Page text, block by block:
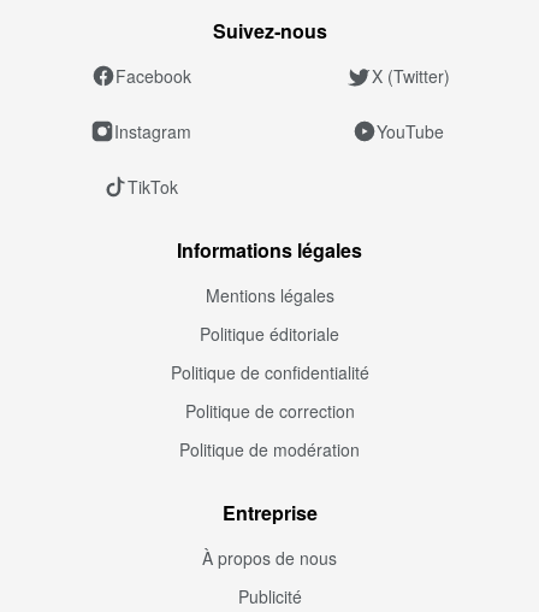
Suivez‑nous
Facebook X (Twitter)
Instagram YouTube
TikTok
Informations légales
Mentions légales
Politique éditoriale
Politique de confidentialité
Politique de correction
Politique de modération
Entreprise
À propos de nous
Publicité